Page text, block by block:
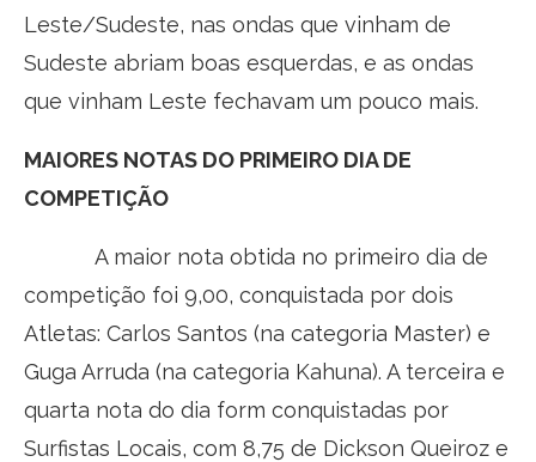
Leste/Sudeste, nas ondas que vinham de
Sudeste abriam boas esquerdas, e as ondas
que vinham Leste fechavam um pouco mais.
MAIORES NOTAS DO PRIMEIRO DIA DE
COMPETIÇÃO
A maior nota obtida no primeiro dia de
competição foi 9,00, conquistada por dois
Atletas: Carlos Santos (na categoria Master) e
Guga Arruda (na categoria Kahuna). A terceira e
quarta nota do dia form conquistadas por
Surfistas Locais, com 8,75 de Dickson Queiroz e